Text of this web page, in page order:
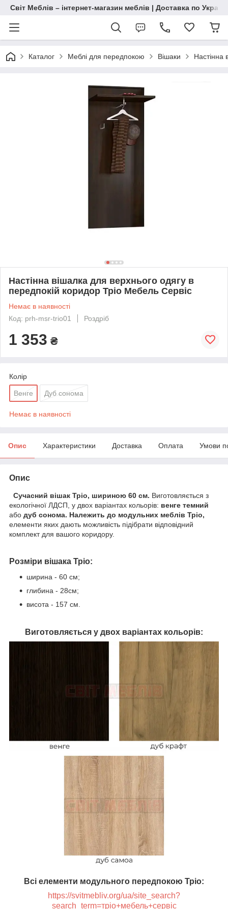
Світ Меблів – інтернет-магазин меблів | Доставка по
Каталог Меблі для передпокою Вішаки Настінна
Настінна вішалка для верхнього одягу в
передпокій коридор Тріо Мебель Сервіс
Немає в наявності
Код: prh-msr-trio01
Роздріб
1 353 ₴
Колір
Венге Дуб сонома
Немає в наявності
Опис Характеристики Доставка Оплата Умови
Опис
Сучасний вішак Тріо, шириною 60 см. Виготовляється з
екологічної ЛДСП, у двох варіантах кольорів: венге темний
або дуб сонома. Належить до модульних меблів Тріо,
елементи яких дають можливість підібрати відповідний
комплект для вашого коридору.
Розміри вішака Тріо:
ширина - 60 см;
глибина - 28см;
висота - 157 см.
Виготовляється у двох варіантах кольорів:
Всі елементи модульного передпокою Тріо:
https://svitmebliv.org/ua/site_search?
search_term=тріо+мебель+сервіс